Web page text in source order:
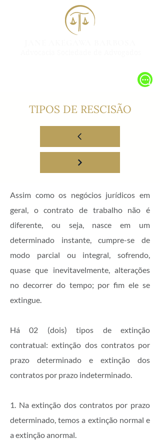
TIPOS DE RESCISÃO
Assim como os negócios jurídicos em
geral, o contrato de trabalho não é
diferente, ou seja, nasce em um
determinado instante, cumpre-se de
modo parcial ou integral, sofrendo,
quase que inevitavelmente, alterações
no decorrer do tempo; por fim ele se
extingue.
Há 02 (dois) tipos de extinção
contratual: extinção dos contratos por
prazo determinado e extinção dos
contratos por prazo indeterminado.
1. Na extinção dos contratos por prazo
determinado, temos a extinção normal e
a extinção anormal.